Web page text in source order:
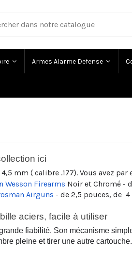
Armes Alarme Defense
ici
mm ( calibre .177). Vous avez
Wesson Firearms Noir et Chromé -
Airguns - de 2,5 pouces, de 4
aciers, facile à utiliser
fiabilité. Son mécanisme
pleine et tirer une autre